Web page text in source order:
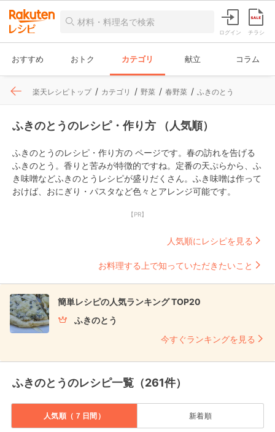
ログイン チラシ
おすすめ おトク カテゴリ 献立 コラム
楽天レシピトップ カテゴリ 野菜 春野菜 ふきのとう
ふきのとうのレシピ・作り方 （人気順）
ふきのとうのレシピ・作り方の ページです。春の訪れを告げる
ふきのとう。香りと苦みが特徴的ですね。定番の天ぷらから、ふ
き味噌などふきのとうレシピが盛りだくさん。ふき味噌は作って
おけば、おにぎり・パスタなど色々とアレンジ可能です。
【PR】
人気順にレシピを見る
お料理する上で知っていただきたいこと
簡単レシピの人気ランキング TOP20
ふきのとう
今すぐランキングを見る
ふきのとうのレシピ一覧（261件）
人気順（７日間） 新着順